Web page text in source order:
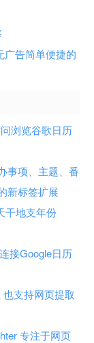
广告简单便捷的
浏览谷歌日历
事项、主题、番
新标签扩展
干地支年份
接Google日历
支持网页提取
专注于网页